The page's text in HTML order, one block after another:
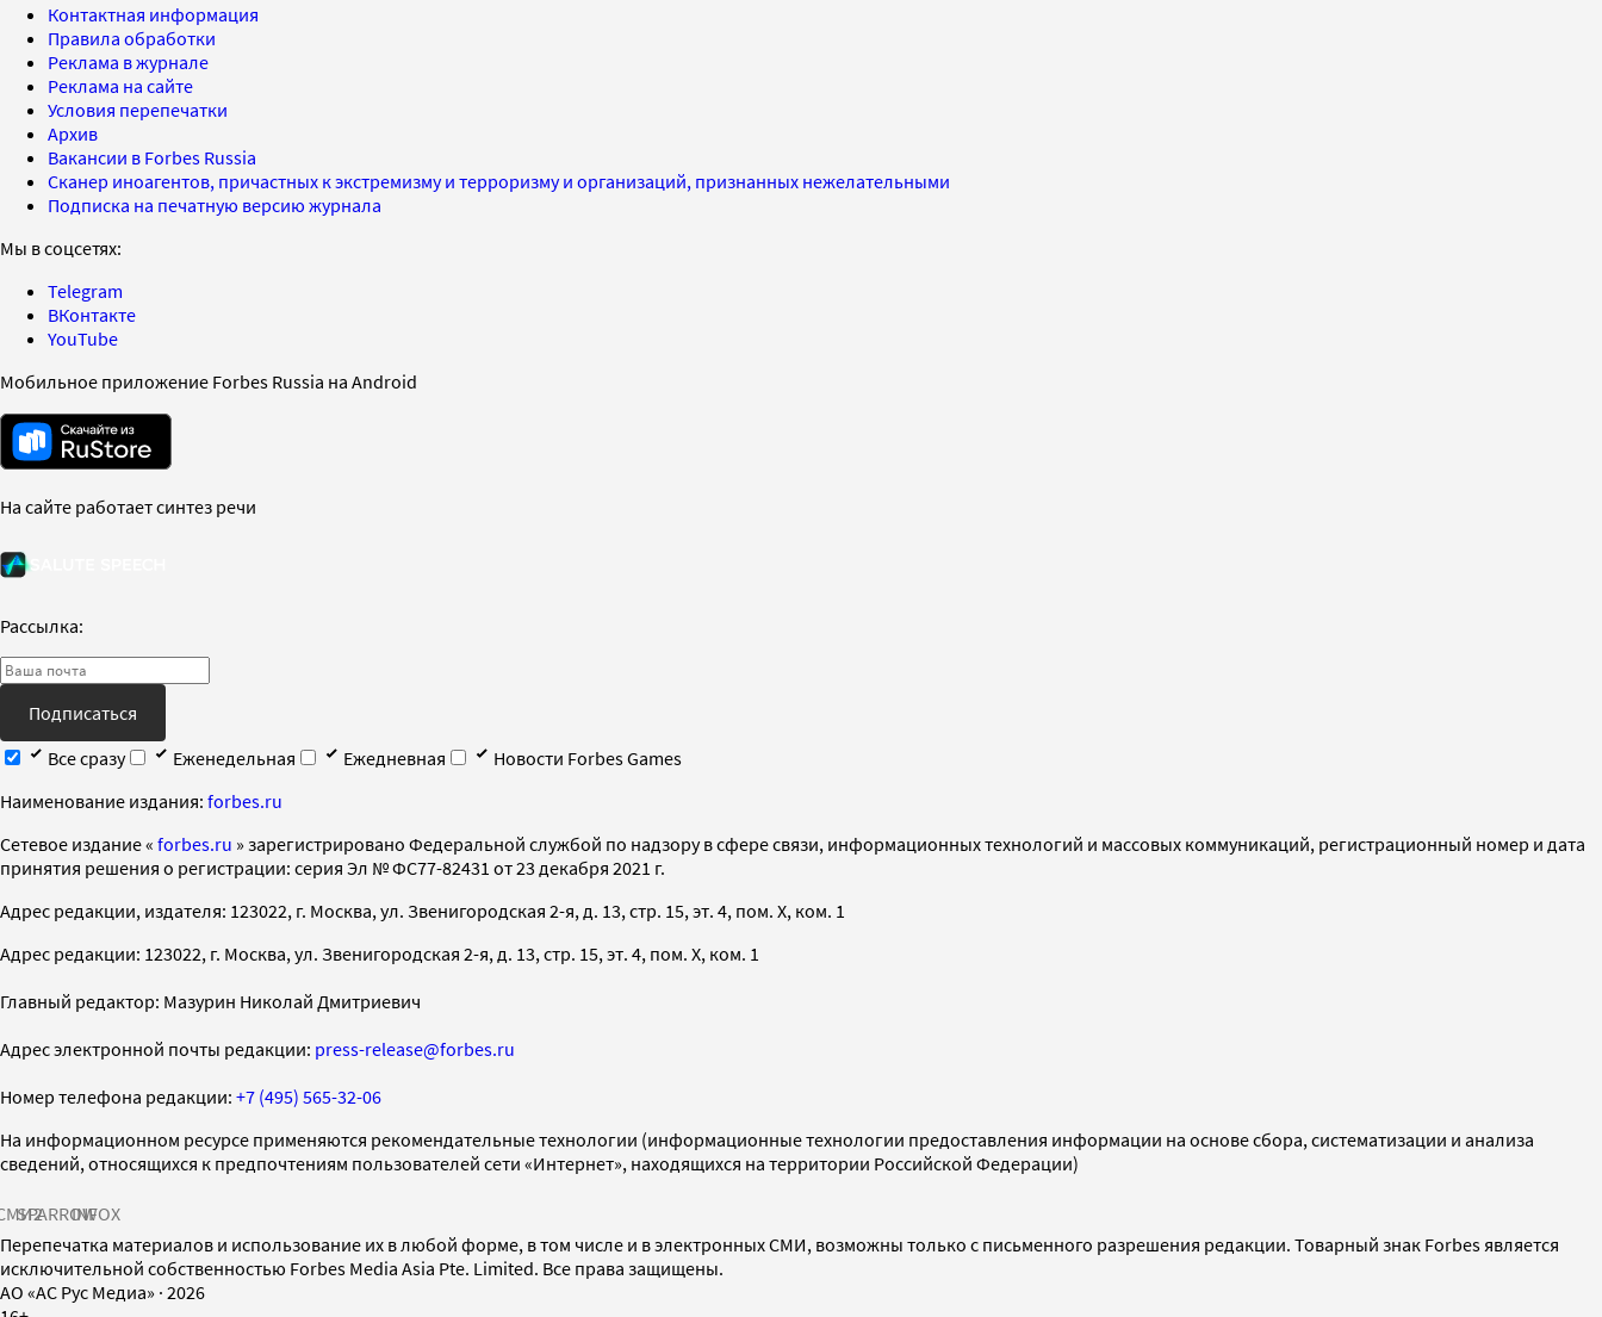
Контактная информация
Правила обработки
Реклама в журнале
Реклама на сайте
Условия перепечатки
Архив
Вакансии в Forbes Russia
Сканер иноагентов, причастных к экстремизму и терроризму и организаций, признанных нежелательными
Подписка на печатную версию журнала
Мы в соцсетях:
Telegram
ВКонтакте
YouTube
Мобильное приложение Forbes Russia на Android
На сайте работает синтез речи
Рассылка:
Подписаться
Все сразу
Еженедельная Ежедневная
Новости Forbes Games
Наименование издания: forbes.ru
Cетевое издание « forbes.ru » зарегистрировано Федеральной службой по надзору в сфере связи, информационных технологий и массовых коммуникаций, регистрационный номер и дата
принятия решения о регистрации: серия Эл № ФС77-82431 от 23 декабря 2021 г.
Адрес редакции, издателя: 123022, г. Москва, ул. Звенигородская 2-я, д. 13, стр. 15, эт. 4, пом. X, ком. 1
Адрес редакции: 123022, г. Москва, ул. Звенигородская 2-я, д. 13, стр. 15, эт. 4, пом. X, ком. 1
Главный редактор: Мазурин Николай Дмитриевич
Адрес электронной почты редакции: press-release@forbes.ru
Номер телефона редакции: +7 (495) 565-32-06
На информационном ресурсе применяются рекомендательные технологии (информационные технологии предоставления информации на основе сбора, систематизации и анализа
сведений, относящихся к предпочтениям пользователей сети «Интернет», находящихся на территории Российской Федерации)
SPARROWINFOX
Перепечатка материалов и использование их в любой форме, в том числе и в электронных СМИ, возможны только с письменного разрешения редакции. Товарный знак Forbes является
исключительной собственностью Forbes Media Asia Pte. Limited. Все права защищены.
AO «АС Рус Медиа» · 2026